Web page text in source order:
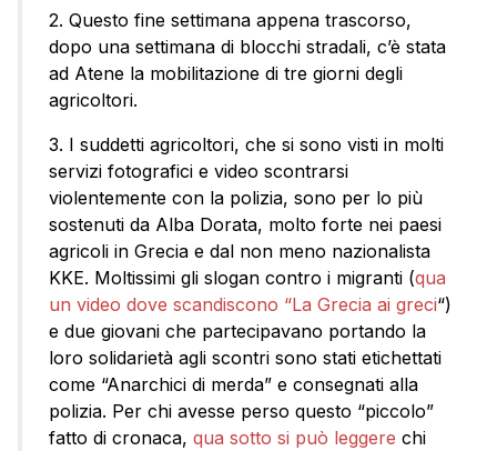
2. Questo fine settimana appena trascorso,
dopo una settimana di blocchi stradali, c’è stata
ad Atene la mobilitazione di tre giorni degli
agricoltori.
3. I suddetti agricoltori, che si sono visti in molti
servizi fotografici e video scontrarsi
violentemente con la polizia, sono per lo più
sostenuti da Alba Dorata, molto forte nei paesi
agricoli in Grecia e dal non meno nazionalista
KKE. Moltissimi gli slogan contro i migranti (qua
un video dove scandiscono “La Grecia ai greci“)
e due giovani che partecipavano portando la
loro solidarietà agli scontri sono stati etichettati
come “Anarchici di merda” e consegnati alla
polizia. Per chi avesse perso questo “piccolo”
fatto di cronaca, qua sotto si può leggere chi